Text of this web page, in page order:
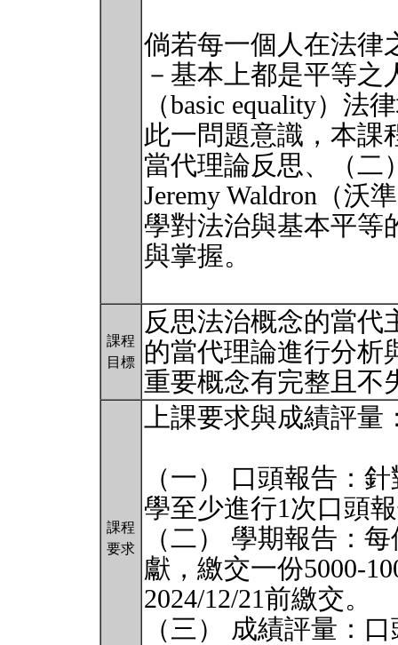
倘若每一個人在法律
－基本上都是平等
（basic equality）
此一問題意識，本課
當代理論反思、（二
Jeremy Waldron（沃
學對法治與基本平等
與掌握。
課程
目標
反思法治概念的當代
的當代理論進行分析
重要概念有完整且
課程
要求
上課要求與成績評量
（一） 口頭報告：
學至少進行1次口頭
（二） 學期報告：
獻，繳交一份5000-
2024/12/21前繳交。
（三） 成績評量：